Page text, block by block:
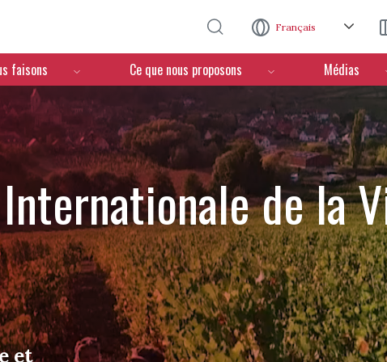
Français
faisons Ce que nous proposons Médias
de la
et